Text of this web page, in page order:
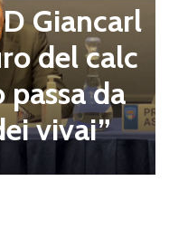
Giancarl
del calc
da
vivai”